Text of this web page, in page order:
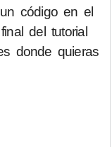
código en el
del tutorial
donde quieras